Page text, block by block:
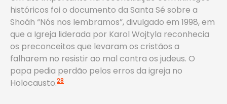
históricos foi o documento da Santa Sé sobre a
Shoáh “Nós nos lembramos”, divulgado em 1998, em
que a Igreja liderada por Karol Wojtyla reconhecia
os preconceitos que levaram os cristãos a
falharem no resistir ao mal contra os judeus. O
papa pedia perdão pelos erros da igreja no
Holocausto.28